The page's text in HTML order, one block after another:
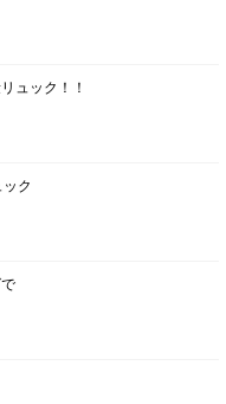
ュック！！
ク